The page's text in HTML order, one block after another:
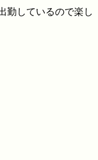
勤しているので楽し